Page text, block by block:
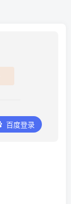
百度登录